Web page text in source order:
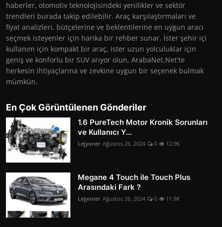
haberler, otomotiv teknolojisindeki yenilikler ve sektör
trendleri burada takip edilebilir. Araç karşılaştırmaları ve
fiyat analizleri, bütçelerine ve beklentilerine en uygun aracı
seçmek isteyenler için harika bir rehber sunar. İster şehir içi
kullanım için kompakt bir araç, ister uzun yolculuklar için
geniş ve konforlu bir SUV arıyor olun, ArabaNet.Net'te
herkesin ihtiyaçlarına ve zevkine uygun bir seçenek bulmak
mümkün.
En Çok Görüntülenen Gönderiler
1.6 PureTech Motor Kronik Sorunları
ve Kullanıcı Y...
Lejyoner Ağustos 26, 2024 0 12.9K
Megane 4 Touch ile Touch Plus
Arasındaki Fark ?
Lejyoner Ağustos 26, 2024 0 11.9K